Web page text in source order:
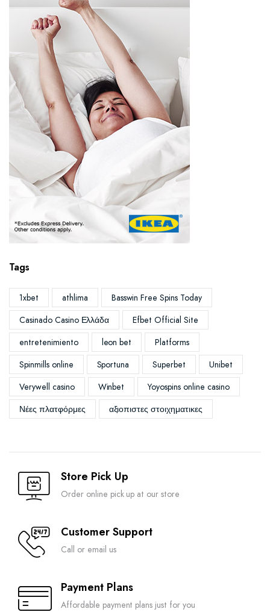
Tags
1xbet athlima
Basswin Free Spins Today
Casinado Casino Ελλάδα
Efbet Official Site
entretenimiento
leon bet
Platforms
Spinmills online
Sportuna Superbet
Unibet
Verywell casino
Winbet
Yoyospins online casino
Νέες πλατφόρμες
αξιοπιστες στοιχηματικες
Store Pick Up
Order online pick up at our store
Customer Support
Call or email us
Payment Plans
Affordable payment plans just for you